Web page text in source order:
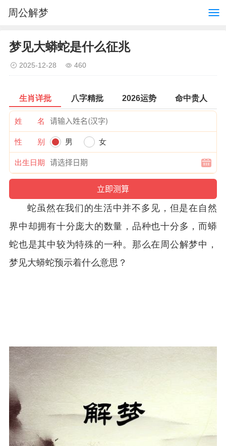
周公解梦
梦见大蟒蛇是什么征兆
2025-12-28 460
生肖详批 八字精批 2026运势 命中贵人
姓 名
性 别 男 女
出生日期
蛇虽然在我们的生活中并不多见，但是在自然
界中却拥有十分庞大的数量，品种也十分多，而蟒
蛇也是其中较为特殊的一种。那么在周公解梦中，
梦见大蟒蛇预示着什么意思？